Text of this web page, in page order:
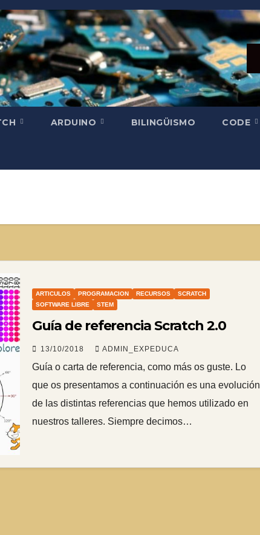
ARDUINO BILINGÜISMO CODE
ARTICULOS PROGRAMACION RECURSOS
SCRATCH
SOFTWARE LIBRE
STEM
Guía de referencia Scratch 2.0
13/10/2018 ADMIN_EXPEDUCA
Guía o carta de referencia, como más os guste. Lo
que os presentamos a continuación es una evolución
de las distintas referencias que hemos utilizado en
nuestros talleres. Siempre decimos…